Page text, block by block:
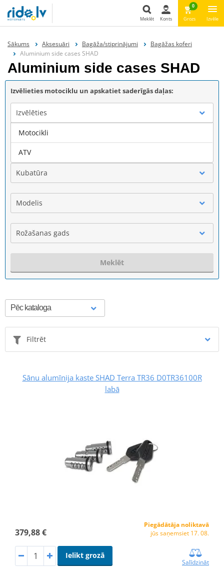
Meklēt
Meklēt Konts
0
Grozs Izvēle
Sākums Aksesuāri Bagāža/stiprinājumi
Bagāžas koferi
Aluminium side cases SHAD
Aluminium side cases SHAD
Izvēlieties motociklu un apskatiet saderīgās daļas:
Izvēlēties
Marka
Kubatūra
Modelis
Rožašanas gads
Meklēt
Filtrēt
Sānu alumīnija kaste SHAD Terra TR36 D0TR36100R
labā
379,88 €
Piegādātāja noliktavā
jūs saņemsiet 17. 08.
Ielikt grozā
Salīdzināt
Motocikli
ATV